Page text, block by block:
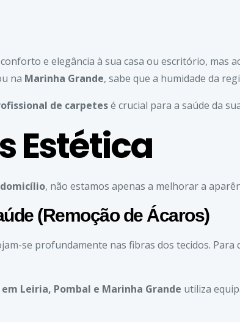
e elegância à sua casa ou escritório, mas
na Marinha Grande, sabe que a humidade da
de carpetesé crucial para a saúde da
Estética
, não estamos apenas a melhorar a
(Remoção de Ácaros)
se profundamente nas fibras dos tecidos.
Leiria, Pombal e Marinha Grande utiliza